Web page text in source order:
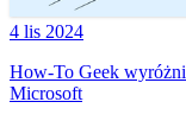
4 lis 2024
How-To Geek
Microsoft